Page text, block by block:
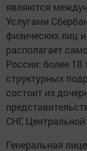
являются
Услугами
физических лиц
располагает
России: более 18
структурных
состоит из
СНГ,
Генеральная